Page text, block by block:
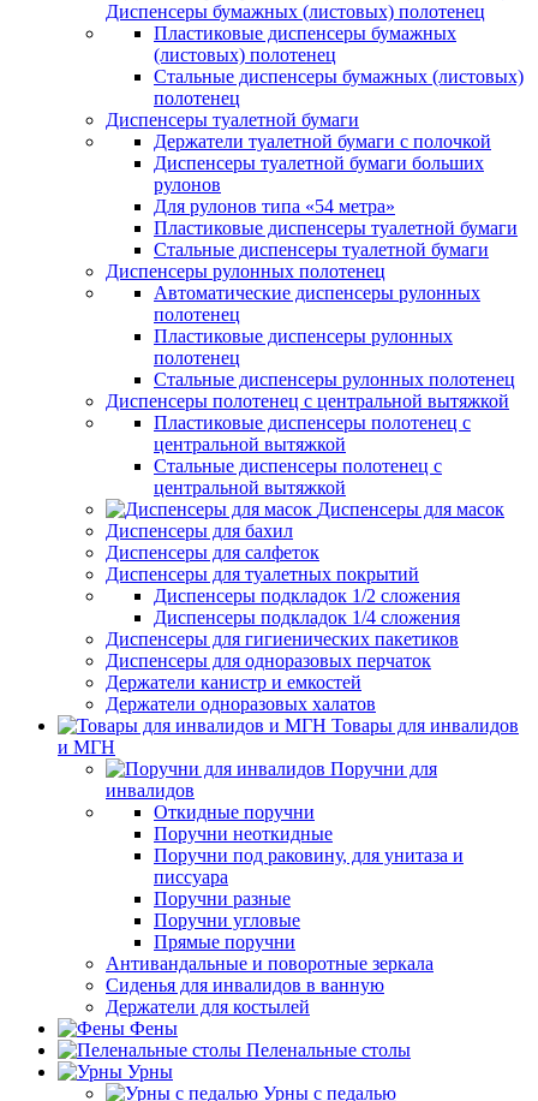
Диспенсеры бумажных (листовых) полотенец
Пластиковые диспенсеры бумажных
(листовых) полотенец
Стальные диспенсеры бумажных (листовых)
полотенец
Диспенсеры туалетной бумаги
Держатели туалетной бумаги с полочкой
Диспенсеры туалетной бумаги больших
рулонов
Для рулонов типа «54 метра»
Пластиковые диспенсеры туалетной бумаги
Стальные диспенсеры туалетной бумаги
Диспенсеры рулонных полотенец
Автоматические диспенсеры рулонных
полотенец
Пластиковые диспенсеры рулонных
полотенец
Стальные диспенсеры рулонных полотенец
Диспенсеры полотенец с центральной вытяжкой
Пластиковые диспенсеры полотенец с
центральной вытяжкой
Стальные диспенсеры полотенец с
центральной вытяжкой
Диспенсеры для масок
Диспенсеры для бахил
Диспенсеры для салфеток
Диспенсеры для туалетных покрытий
Диспенсеры подкладок 1/2 сложения
Диспенсеры подкладок 1/4 сложения
Диспенсеры для гигиенических пакетиков
Диспенсеры для одноразовых перчаток
Держатели канистр и емкостей
Держатели одноразовых халатов
Товары для инвалидов
и МГН
Поручни для
инвалидов
Откидные поручни
Поручни неоткидные
Поручни под раковину, для унитаза и
писсуара
Поручни разные
Поручни угловые
Прямые поручни
Антивандальные и поворотные зеркала
Сиденья для инвалидов в ванную
Держатели для костылей
Фены
Пеленальные столы
Урны
Урны с педалью